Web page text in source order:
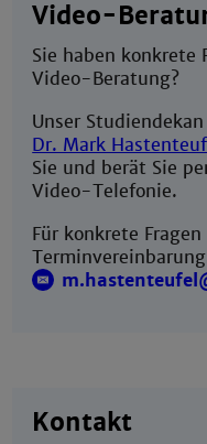
Video-
Sie haben konkrete
Video-Beratung?
Unser
Dr. Mark
Sie und berät Sie
Video-Telefonie.
Für konkrete
Kontakt